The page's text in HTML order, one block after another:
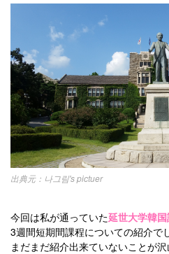
나그림's pictuer
今回は私が通っていた延世大学韓
3週間短期間課程についての紹介で
まだまだ紹介出来ていないことが沢